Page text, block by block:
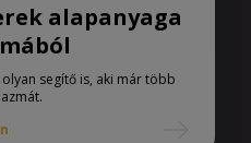
alapanyaga
segítő is, aki már több